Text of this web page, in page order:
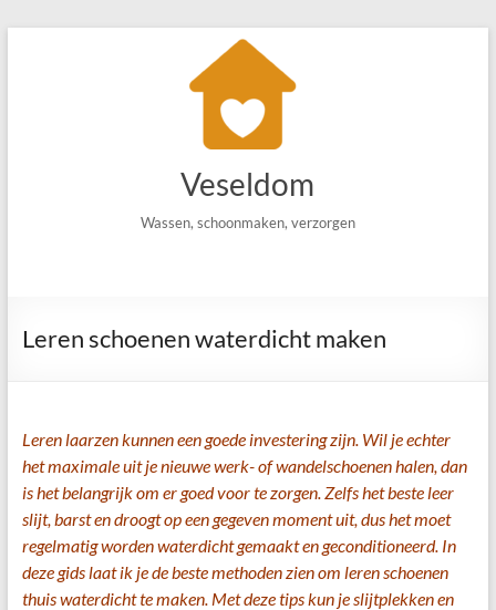
Veseldom
Wassen, schoonmaken, verzorgen
Leren schoenen waterdicht maken
Leren laarzen kunnen een goede investering zijn. Wil je echter
het maximale uit je nieuwe werk- of wandelschoenen halen, dan
is het belangrijk om er goed voor te zorgen. Zelfs het beste leer
slijt, barst en droogt op een gegeven moment uit, dus het moet
regelmatig worden waterdicht gemaakt en geconditioneerd. In
deze gids laat ik je de beste methoden zien om leren schoenen
thuis waterdicht te maken. Met deze tips kun je slijtplekken en